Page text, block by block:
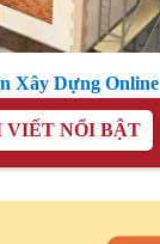
Xây Dựng Online
VIẾT NỔI BẬT